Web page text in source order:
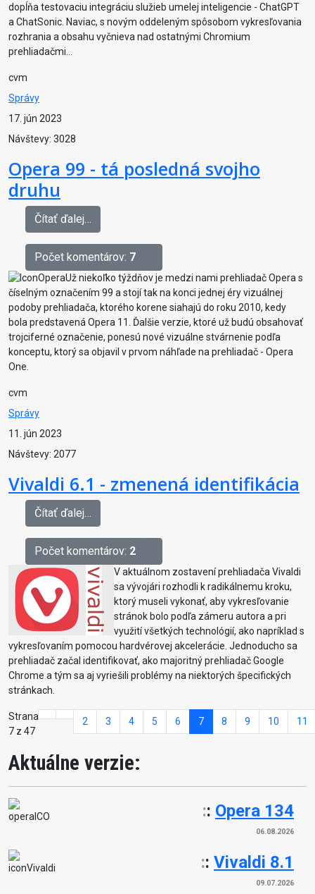
dopĺňa testovaciu integráciu služieb umelej inteligencie - ChatGPT
a ChatSonic. Naviac, s novým oddeleným spôsobom vykresľovania
rozhrania a obsahu vyčnieva nad ostatnými Chromium
prehliadačmi...
cvm
Správy
17. jún 2023
Návštevy: 3028
Opera 99 - tá posledná svojho
druhu
Čítať ďalej…
Počet komentárov: 7
Už niekoľko týždňov je medzi nami prehliadač Opera s
číselným označením 99 a stojí tak na konci jednej éry vizuálnej
podoby prehliadača, ktorého korene siahajú do roku 2010, kedy
bola predstavená Opera 11. Ďalšie verzie, ktoré už budú obsahovať
trojciferné označenie, ponesú nové vizuálne stvárnenie podľa
konceptu, ktorý sa objavil v prvom náhľade na prehliadač - Opera
One.
cvm
Správy
11. jún 2023
Návštevy: 2077
Vivaldi 6.1 - zmenená identifikácia
Čítať ďalej…
Počet komentárov: 2
V aktuálnom zostavení prehliadača Vivaldi
sa vývojári rozhodli k radikálnemu kroku,
ktorý museli vykonať, aby vykresľovanie
stránok bolo podľa zámeru autora a pri
využití všetkých technológií, ako napríklad s
vykresľovaním pomocou hardvérovej akcelerácie. Jednoducho sa
prehliadač začal identifikovať, ako majoritný prehliadač Google
Chrome a tým sa aj vyriešili problémy na niektorých špecifických
stránkach.
Strana
7 z 47
2 3 4 5 6 7 8 9 10 11
Aktuálne verzie:
:: Opera 134
06.08.2026
:: Vivaldi 8.1
09.07.2026